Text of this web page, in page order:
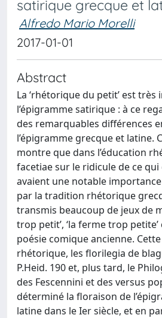
satirique grecque et
Alfredo Mario Morelli
2017-01-01
Abstract
La ‘rhétorique du petit’ est
l’épigramme satirique : à ce
des remarquables différences
l’épigramme grecque et latine.
montre que dans l’éducation
facetiae sur le ridicule de ce
avaient une notable
par la tradition rhétorique
transmis beaucoup de jeux de
trop petit’, ‘la ferme trop
poésie comique ancienne.
rhétorique, les florilegia de
P.Heid. 190 et, plus tard, le
des Fescennini et des versus
déterminé la floraison de
latine dans le Ier siècle, et en